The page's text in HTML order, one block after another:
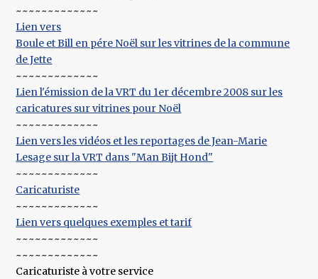
~~~~~~~~~~~~~
Lien vers
Boule et Bill en pére Noël sur les vitrines de la commune
de Jette
~~~~~~~~~~~~~
Lien l'émission de la VRT du 1er décembre 2008 sur les
caricatures sur vitrines pour Noël
~~~~~~~~~~~~~
Lien vers les vidéos et les reportages de Jean-Marie
Lesage sur la VRT dans "Man Bijt Hond"
~~~~~~~~~~~~~
Caricaturiste
~~~~~~~~~~~~~
Lien vers quelques exemples et tarif
~~~~~~~~~~~~~
~~~~~~~~~~~~~
Caricaturiste à votre service